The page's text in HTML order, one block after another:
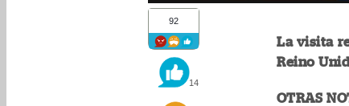
92
14
La visita
Reino
OTRAS